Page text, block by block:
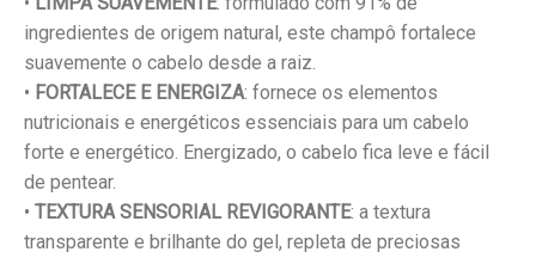
ingredientes de origem natural, este champô fortalece
suavemente o cabelo desde a raiz.
• FORTALECE E ENERGIZA: fornece os elementos
nutricionais e energéticos essenciais para um cabelo
forte e energético. Energizado, o cabelo fica leve e fácil
de pentear.
• TEXTURA SENSORIAL REVIGORANTE: a textura
transparente e brilhante do gel, repleta de preciosas